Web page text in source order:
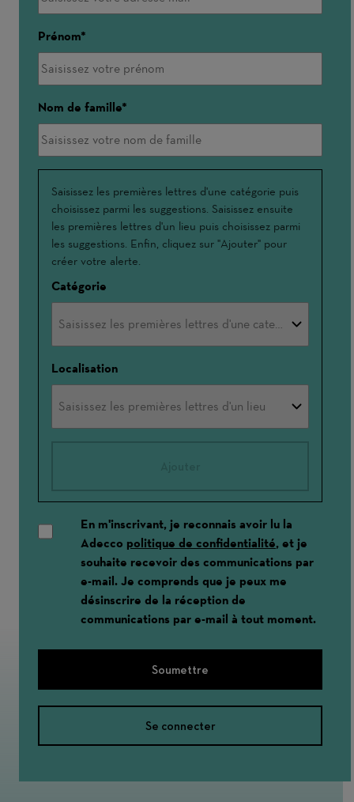
Prénom
Nom de famille
Interessé(e)
par
Saisissez les premières lettres d'une catégorie puis
choisissez parmi les suggestions. Saisissez ensuite
les premières lettres d'un lieu puis choisissez parmi
les suggestions. Enfin, cliquez sur "Ajouter" pour
créer votre alerte.
Catégorie
Localisation
En m'inscrivant, je reconnais avoir lu la
Adecco politique de confidentialité, et je
souhaite recevoir des communications par
e-mail. Je comprends que je peux me
désinscrire de la réception de
communications par e-mail à tout moment.
Soumettre
Se connecter